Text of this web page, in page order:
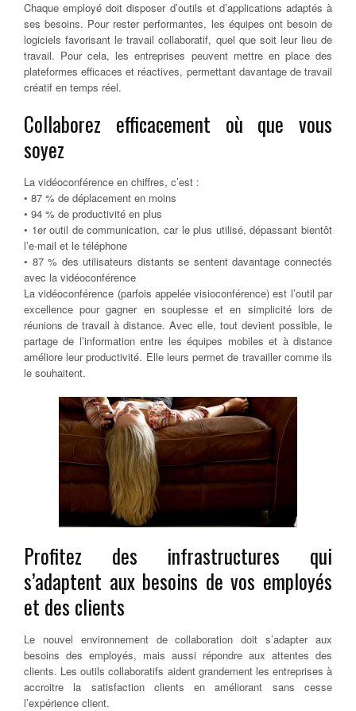
Chaque employé doit disposer d’outils et d’applications adaptés à
ses besoins. Pour rester performantes, les équipes ont besoin de
logiciels favorisant le travail collaboratif, quel que soit leur lieu de
travail. Pour cela, les entreprises peuvent mettre en place des
plateformes efficaces et réactives, permettant davantage de travail
créatif en temps réel.
Collaborez efficacement où que vous
soyez
La vidéoconférence en chiffres, c’est :
• 87 % de déplacement en moins
• 94 % de productivité en plus
• 1er outil de communication, car le plus utilisé, dépassant bientôt
l’e-mail et le téléphone
• 87 % des utilisateurs distants se sentent davantage connectés
avec la vidéoconférence
La vidéoconférence (parfois appelée visioconférence) est l’outil par
excellence pour gagner en souplesse et en simplicité lors de
réunions de travail à distance. Avec elle, tout devient possible, le
partage de l’information entre les équipes mobiles et à distance
améliore leur productivité. Elle leurs permet de travailler comme ils
le souhaitent.
Profitez des infrastructures qui
s’adaptent aux besoins de vos employés
et des clients
Le nouvel environnement de collaboration doit s’adapter aux
besoins des employés, mais aussi répondre aux attentes des
clients. Les outils collaboratifs aident grandement les entreprises à
accroitre la satisfaction clients en améliorant sans cesse
l’expérience client.